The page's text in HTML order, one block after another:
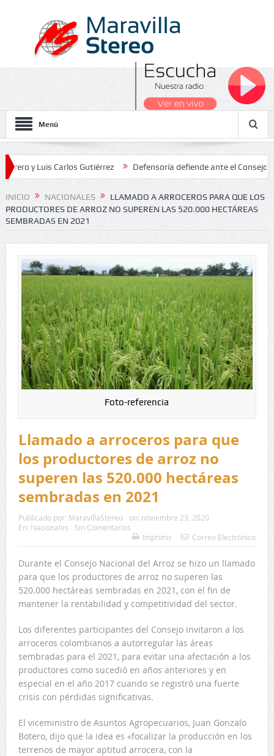
Menú
Carlos Gutiérrez Defensoría defiende ante el Consejo de
2026
INICIO NACIONALES
LLAMADO A ARROCEROS PARA QUE LOS
PRODUCTORES DE ARROZ NO SUPEREN LAS 520.000 HECTÁREAS
SEMBRADAS EN 2021
Foto-referencia
Llamado a arroceros para que
los productores de arroz no
superen las 520.000 hectáreas
sembradas en 2021
Publicado por: MaravillaStereo on: noviembre 23, 2020
En: Nacionales
Sin Comentarios
Imprimir
Correo Electrónico
Durante el Consejo Nacional del Arroz se hizo un llamado
para que los productores de arroz no superen las
520.000 hectáreas sembradas en 2021, con el fin de
mantener la rentabilidad y competitividad del sector.
Los diferentes participantes del Consejo invitaron a los
arroceros colombianos a autorregular las áreas
sembradas para el 2021, para evitar una afectación a los
productores como sucedió en años anteriores y en
especial en el año 2017 cuando se registró una fuerte
crisis con pérdidas significativas.
El viceministro de Asuntos Agropecuarios, Juan Gonzalo
Botero, dijo que la idea es «focalizar la producción en los
terrenos de mayor aptitud arrocera, con la